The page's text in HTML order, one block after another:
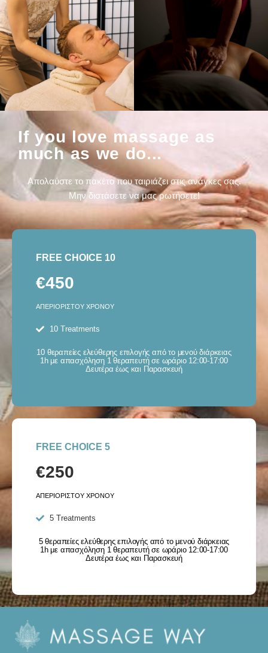
FREE CHOICE 5
€250
ΑΠΕΡΙΟΡΙΣΤΟΥ ΧΡΟΝΟΥ
5 Treatments
5 θεραπείες ελεύθερης επιλογής από το μενού διάρκειας
1h με απασχόληση 1 θεραπευτή σε ωράριο 12:00-17:00
Δευτέρα έως και Παρασκευή
FREE CHOICE 10
€450
ΑΠΕΡΙΟΡΙΣΤΟΥ ΧΡΟΝΟΥ
10 Treatments
10 θεραπείες ελεύθερης επιλογής από το μενού διάρκειας
1h με απασχόληση 1 θεραπευτή σε ωράριο 12:00-17:00
Δευτέρα έως και Παρασκευή
If you love massage as
much as we do...
Απολαύστε το πακέτο που ταιριάζει στις ανάγκες σας.
Μην διστάσετε να μας ρωτήσετε!